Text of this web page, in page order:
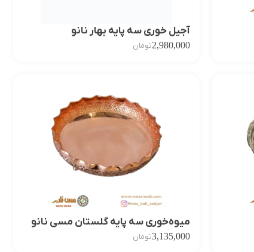
آجیل خوری سه پایه بهار نانو
2,980,000تومان
میوه‌خوری سه پایه گلستان مسی نانو
3,135,000تومان